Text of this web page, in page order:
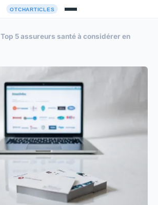
Top 5 assureurs santé à considérer en